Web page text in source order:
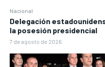
Nacional
Delegación
la posesión presidencial
7 de agosto de 2026